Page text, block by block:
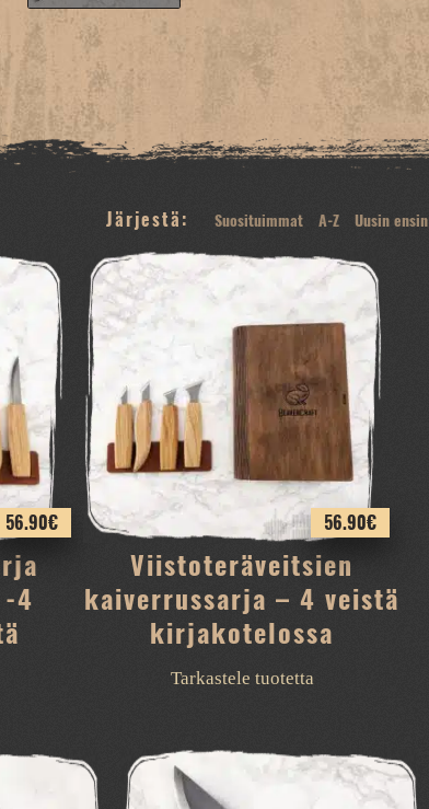
Järjestä: Suosituimmat A-Z Uusin ensin
4
56.90€
Viistoteräveitsien
kaiverrussarja – 4 veistä
kirjakotelossa
56.90€
Tarkastele tuotetta